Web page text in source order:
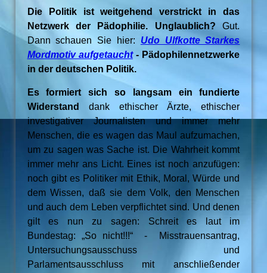
Die Politik ist weitgehend verstrickt in das
Netzwerk der Pädophilie. Unglaublich? Gut.
Dann schauen Sie hier:
Udo Ulfkotte Starkes
Mordmotiv aufgetaucht - Pädophilennetzwerke
in der deutschen Politik.
Es formiert sich so langsam ein fundierte
Widerstand dank ethischer Ärzte, ethischer
investigativer Journalisten und immer mehr
Menschen, die es wagen das Maul aufzumachen,
um zu sagen was Sache ist. Die Wahrheit kommt
immer mehr ans Licht. Eines ist noch anzufügen:
noch gibt es Politiker mit Ethik, Moral, Würde und
dem Wissen, daß sie dem Volk, den Menschen
und auch dem Leben verpflichtet sind. Und denen
gilt es nun zu sagen: Schreit es laut im
Bundestag: „So nicht!!!“ - Misstrauensantrag,
Untersuchungsausschuss und
Parlamentsausschluss mit anschließender